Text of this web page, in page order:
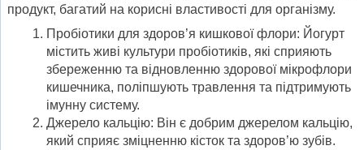
продукт, багатий на корисні властивості для організму.
Пробіотики для здоров’я кишкової флори: Йогурт
містить живі культури пробіотиків, які сприяють
збереженню та відновленню здорової мікрофлори
кишечника, поліпшують травлення та підтримують
імунну систему.
Джерело кальцію: Він є добрим джерелом кальцію,
який сприяє зміцненню кісток та здоров’ю зубів.